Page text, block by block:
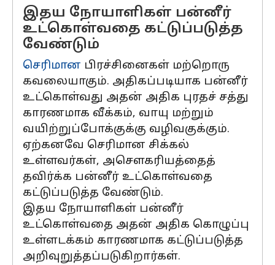
இதய நோயாளிகள் பன்னீர்
உட்கொள்வதை கட்டுப்படுத்த
வேண்டும்
செரிமான பிரச்சினைகள் மற்றொரு
கவலையாகும். அதிகப்படியாக பன்னீர்
உட்கொள்வது அதன் அதிக புரதச் சத்து
காரணமாக வீக்கம், வாயு மற்றும்
வயிற்றுப்போக்குக்கு வழிவகுக்கும்.
ஏற்கனவே செரிமான சிக்கல்
உள்ளவர்கள், அசௌகரியத்தைத்
தவிர்க்க பன்னீர் உட்கொள்வதை
கட்டுப்படுத்த வேண்டும்.
இதய நோயாளிகள் பன்னீர்
உட்கொள்வதை அதன் அதிக கொழுப்பு
உள்ளடக்கம் காரணமாக கட்டுப்படுத்த
அறிவுறுத்தப்படுகிறார்கள்.